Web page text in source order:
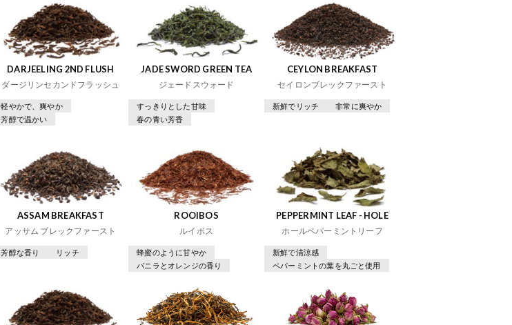
DARJEELING 2ND FLUSH
ダージリンセカンドフラッシュ
軽やかで、爽やか
芳醇で温かい
JADE SWORD GREEN TEA
ジェードスウォード
すっきりとした甘味
春の青い芳香
CEYLON BREAKFAST
セイロンブレックファースト
新鮮でリッチ 非常に爽やか
ASSAM BREAKFAST
アッサム ブレックファースト
芳醇な香り リッチ
ROOIBOS
ルイボス
蜂蜜のように甘やか
バニラとオレンジの香り
PEPPERMINT LEAF - HOLE
ホールペパーミントリーフ
新鮮で清涼感
ペパーミントの葉を丸ごと使用